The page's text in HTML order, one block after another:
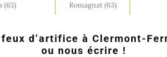
(63) Romagnat (63)
d’artifice à Clermont-
ou nous écrire !